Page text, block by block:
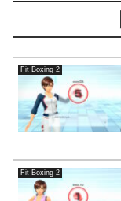
Fit Boxing 2
Fit Boxing 2